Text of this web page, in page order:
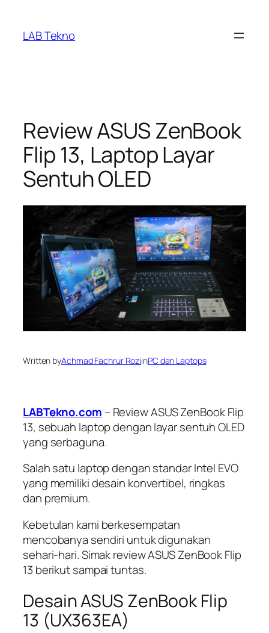
content
LAB Tekno
Review ASUS ZenBook
Flip 13, Laptop Layar
Sentuh OLED
Written byAchmad Fachrur RoziinPC dan Laptops
LABTekno.com – Review ASUS ZenBook Flip
13, sebuah laptop dengan layar sentuh OLED
yang serbaguna.
Salah satu laptop dengan standar Intel EVO
yang memiliki desain konvertibel, ringkas
dan premium.
Kebetulan kami berkesempatan
mencobanya sendiri untuk digunakan
sehari-hari. Simak review ASUS ZenBook Flip
13 berikut sampai tuntas.
Desain ASUS ZenBook Flip
13 (UX363EA)